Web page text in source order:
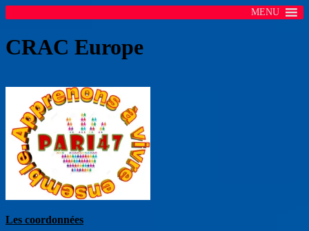
MENU
CRAC Europe
Les coordonnées